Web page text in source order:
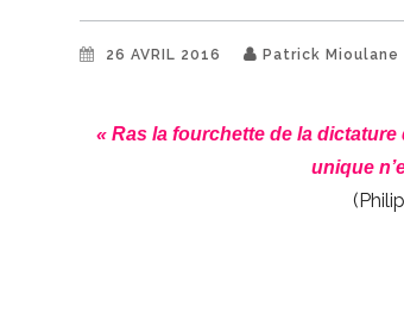
26 AVRIL 2016 Patrick Mioulane
« Ras la fourchette de la dictature
unique